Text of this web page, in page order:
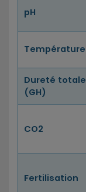
pH
Température
Dureté totale
(GH)
CO2
Fertilisation